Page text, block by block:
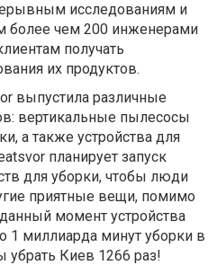
исследованиям и
более чем 200 инженерами
получать
их продуктов.
выпустила различные
вертикальные пылесосы
а также устройства для
планирует запуск
для уборки, чтобы люди
приятные вещи, помимо
момент устройства
1 миллиарда минут уборки в
убрать Киев 1266 раз!